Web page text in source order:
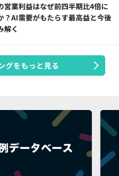
営業利益はなぜ前四半期比4倍に
？AI需要がもたらす最高益と今後
解く
グをもっと見る